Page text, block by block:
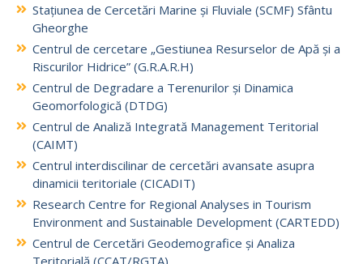
Stațiunea de Cercetări Marine și Fluviale (SCMF) Sfântu
Gheorghe
Centrul de cercetare „Gestiunea Resurselor de Apă și a
Riscurilor Hidrice” (G.R.A.R.H)
Centrul de Degradare a Terenurilor și Dinamica
Geomorfologică (DTDG)
Centrul de Analiză Integrată Management Teritorial
(CAIMT)
Centrul interdiscilinar de cercetări avansate asupra
dinamicii teritoriale (CICADIT)
Research Centre for Regional Analyses in Tourism
Environment and Sustainable Development (CARTEDD)
Centrul de Cercetări Geodemografice și Analiza
Teritorială (CCAT/RGTA)